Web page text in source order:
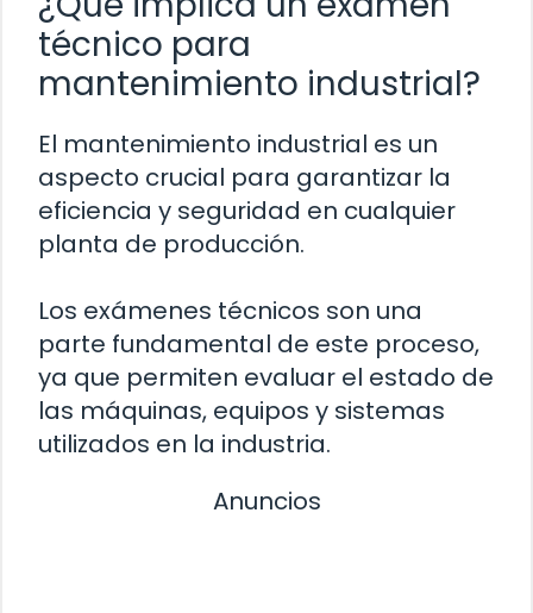
técnico para
mantenimiento industrial?
El mantenimiento industrial es un
aspecto crucial para garantizar la
eficiencia y seguridad en cualquier
planta de producción.
Los exámenes técnicos son una
parte fundamental de este proceso,
ya que permiten evaluar el estado de
las máquinas, equipos y sistemas
utilizados en la industria.
Anuncios